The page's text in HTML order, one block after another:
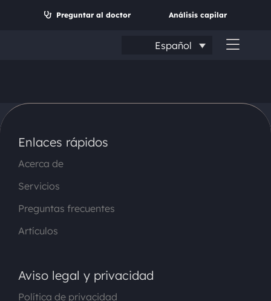
Preguntar al doctor Análisis capilar
Español
Enlaces rápidos
Acerca de
Servicios
Preguntas frecuentes
Artículos
Aviso legal y privacidad
Política de privacidad